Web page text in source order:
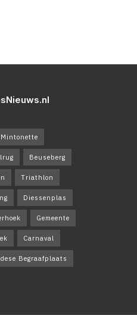
Mintonette
Beuseberg
Triathlon
Diessenplas
Gemeente
Carnaval
Begraafplaats